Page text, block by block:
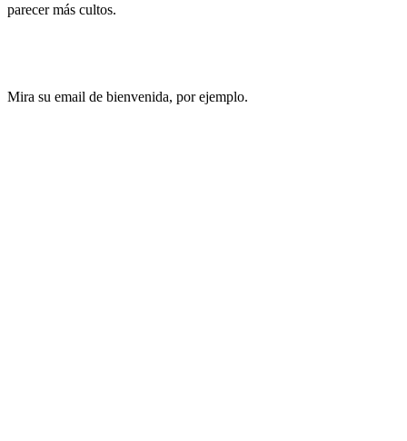
parecer más cultos.
Mira su email de bienvenida, por ejemplo.